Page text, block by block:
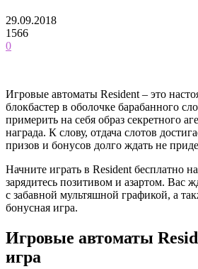
29.09.2018
1566
0
Игровые автоматы Resident – это
блокбастер в оболочке барабанного
примерить на себя образ секретного
награда. К слову, отдача слотов
призов и бонусов долго ждать не
Начните играть в Resident бесплатно
зарядитесь позитивом и азартом. Вас
с забавной мультяшной графикой, а
бонусная игра.
Игровые автоматы
игра